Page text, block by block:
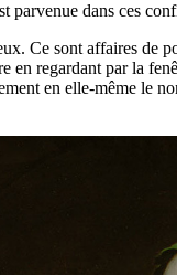
parvenue dans ces
Ce sont affaires de
en regardant par la
en elle-même le